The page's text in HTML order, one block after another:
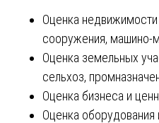
Оценка
сооружения, машино-
Оценка земельных
сельхоз,
Оценка бизнеса и
Оценка оборудования